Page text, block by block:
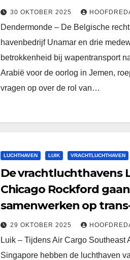
Rotterdamse
30 OKTOBER 2025
Dendermonde – De Belgische
havenbedrijf Unamar en drie
betrokkenheid bij wapentransport
Arabië voor de oorlog in Jemen,
vragen op over de rol van…
LUCHTHAVEN LUIK VRACHTLUCHTHAVEN
De vrachtluchthavens
Chicago Rockford
samenwerken op
Atlantische route
29 OKTOBER 2025
Luik – Tijdens Air Cargo Southeast
Singapore hebben de luchthaven